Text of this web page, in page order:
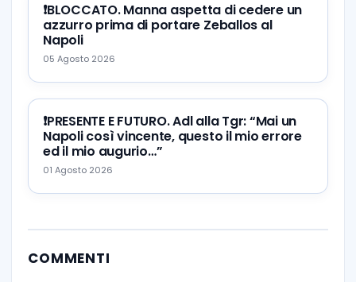
❗️BLOCCATO. Manna aspetta di cedere un
azzurro prima di portare Zeballos al
Napoli
05 Agosto 2026
❗️PRESENTE E FUTURO. Adl alla Tgr: “Mai un
Napoli così vincente, questo il mio errore
ed il mio augurio…”
01 Agosto 2026
COMMENTI